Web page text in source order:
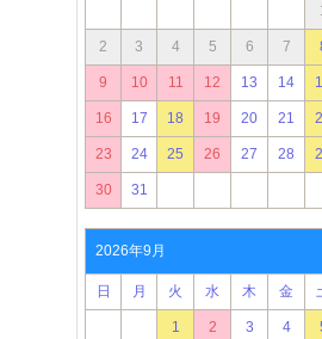
2 3 4 5 6 7
9 10 11 12 13 14
16 17 18 19 20 21
23 24 25 26 27 28
30 31
2026年9月
日 月 火 水 木 金
1 2 3 4